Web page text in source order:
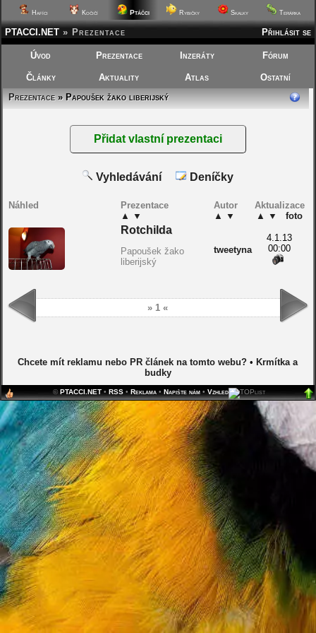
Hafíci Kočičí Ptáčci Rybičky Skalky Terárka
Přihlásit se
PTACCI.NET » Prezentace
Úvod Prezentace Inzeráty Fórum
Články Aktuality Atlas
Ostatní
Prezentace» Papoušek žako liberijský
Vyhledávání Deníčky
Náhled
Prezentace
▲ ▼
Autor
▲ ▼
Aktualizace
▲ ▼ foto
Rotchilda
Papoušek žako
liberijský
tweetyna
4.1.13
00:00
» 1 «
Chcete mít reklamu nebo PR článek na tomto webu? • Krmítka a
budky
©PTACCI.NET• RSS• Reklama• Napište nám• Vzhled